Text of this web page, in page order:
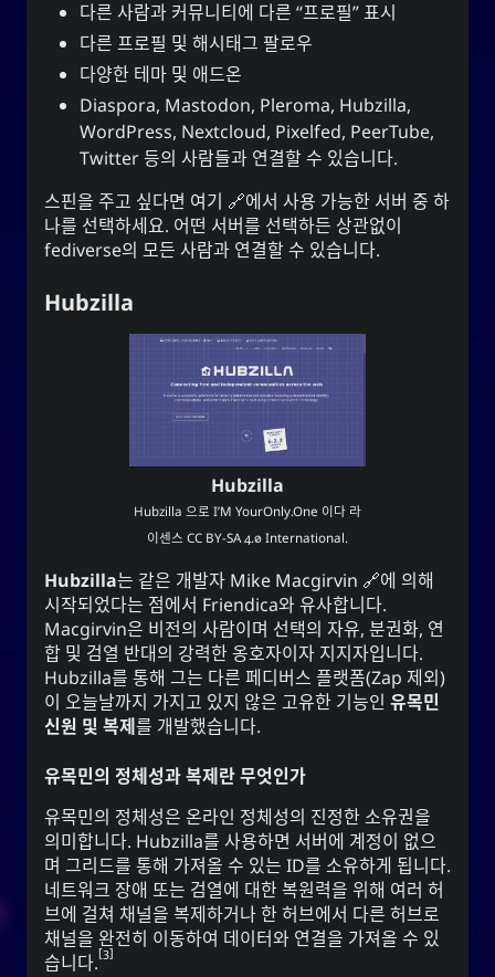
다른 사람과 커뮤니티에 다른 “프로필” 표시
다른 프로필 및 해시태그 팔로우
다양한 테마 및 애드온
Diaspora, Mastodon, Pleroma, Hubzilla,
WordPress, Nextcloud, Pixelfed, PeerTube,
Twitter 등의 사람들과 연결할 수 있습니다.
스핀을 주고 싶다면 여기
에서 사용 가능한 서버 중 하
나를 선택하세요. 어떤 서버를 선택하든 상관없이
fediverse의 모든 사람과 연결할 수 있습니다.
Hubzilla
Hubzilla
Hubzilla 으로 I’M YourOnly.One 이다 라
이센스 CC BY-SA 4.0 International.
Hubzilla는 같은 개발자 Mike Macgirvin
에 의해
시작되었다는 점에서 Friendica와 유사합니다.
Macgirvin은 비전의 사람이며 선택의 자유, 분권화, 연
합 및 검열 반대의 강력한 옹호자이자 지지자입니다.
Hubzilla를 통해 그는 다른 페디버스 플랫폼(Zap 제외)
이 오늘날까지 가지고 있지 않은 고유한 기능인 유목민
신원 및 복제를 개발했습니다.
유목민의 정체성과 복제란 무엇인가
유목민의 정체성은 온라인 정체성의 진정한 소유권을
의미합니다. Hubzilla를 사용하면 서버에 계정이 없으
며 그리드를 통해 가져올 수 있는 ID를 소유하게 됩니다.
네트워크 장애 또는 검열에 대한 복원력을 위해 여러 허
브에 걸쳐 채널을 복제하거나 한 허브에서 다른 허브로
채널을 완전히 이동하여 데이터와 연결을 가져올 수 있
습니다. 3